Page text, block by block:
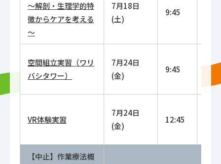
～解剖・生理学的特
徴からケアを考える
～
7月18日
(土)
9:45
空間組立実習（ワリ
バシタワー）
7月24日
(金)
9:45
VR体験実習
7月24日
(金)
12:45
【中止】作業療法概